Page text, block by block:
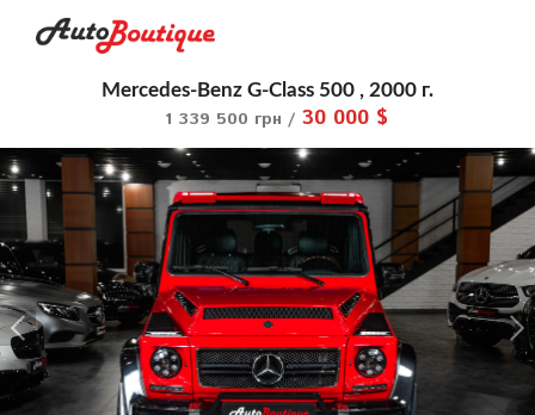
Mercedes-Benz G-Class 500 , 2000 г.
1 339 500 грн / 30 000 $